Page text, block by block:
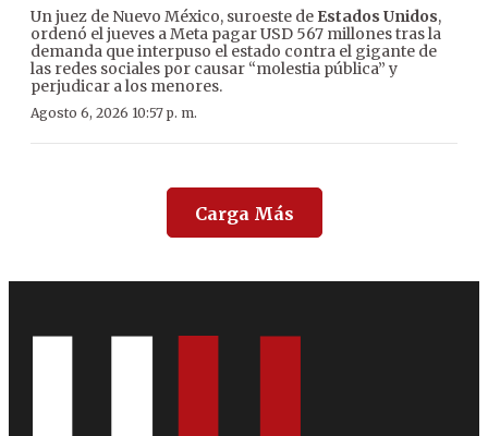
Un juez de Nuevo México, suroeste de Estados Unidos,
ordenó el jueves a Meta pagar USD 567 millones tras la
demanda que interpuso el estado contra el gigante de
las redes sociales por causar “molestia pública” y
perjudicar a los menores.
Agosto 6, 2026 10:57 p. m.
Carga Más